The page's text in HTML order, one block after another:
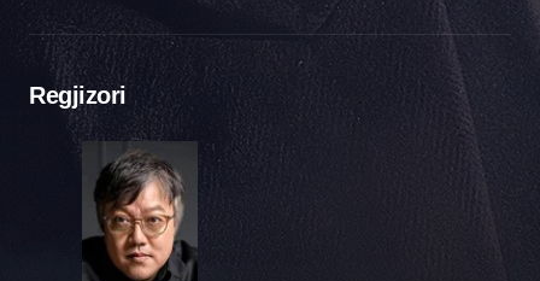
Regjizori